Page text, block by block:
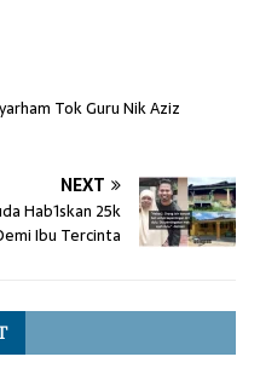
Tok Guru Nik Aziz
NEXT
Hab1skan 25k
Ibu Tercinta